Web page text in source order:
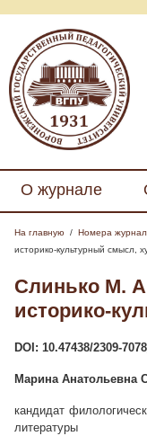
О журнале
На главную / Номера
историко-культурный смысл,
Слинько М.
историко-
DOI: 10.47438/2309-
Марина Анатольевна
кандидат
литературы